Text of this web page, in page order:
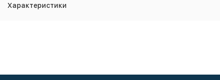
Характеристики